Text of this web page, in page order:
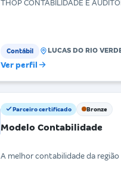
THOP CONTABILIDADE E
Contábil LUCAS DO RIO
Ver perfil
Parceiro certificado Bronze
Modelo Contabilidade
A melhor contabilidade da região